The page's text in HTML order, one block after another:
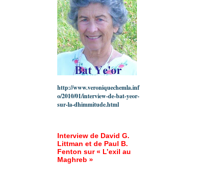
http://www.veroniquechemla.inf
o/2010/01/interview-de-bat-yeor-
sur-la-dhimmitude.html
Interview de David G.
Littman et de Paul B.
Fenton sur « L’exil au
Maghreb »